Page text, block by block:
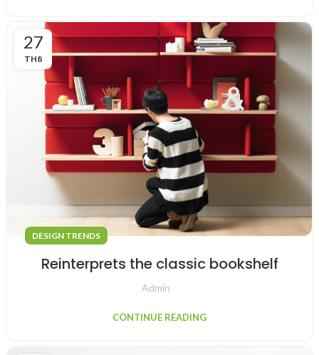
27
TH8
DESIGN TRENDS
Reinterprets the classic bookshelf
Admin
CONTINUE READING